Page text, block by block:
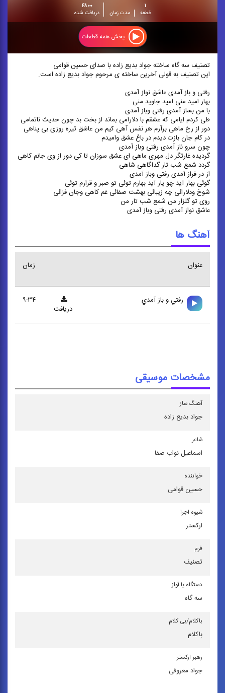
۱
قطعه
مدت زمان
۴۸۰۰
دریافت شده
پخش همه قطعات
تصنیف سه گاه ساخته جواد بدیع زاده با صدای حسین قوامی
این تصنیف به قولی آخرین ساخته ی مرحوم جواد بدیع زاده است.
رفتی و باز آمدی عاشق نواز آمدی
بهار امید منی امید جاوید منی
با من بساز آمدی رفتی وباز آمدی
طی کردم ایامی که عشقم با دلارامی بماند از بخت بد چون حدیث ناتمامی
دور از رخ ماهی برآرم هر نفس آهی کیم من عاشق تیره روزی بی پناهی
در کام جان بازت دیدم در باغ عشق وامیدم
چون سرو ناز آمدی رفتی وباز آمدی
گردیده غارتگر دل مهری ماهی ای عشق سوزان تا کی دور از وی جانم کاهی
گردد شمع شب تار گداگاهی شاهی
از در فراز آمدی رفتی وباز آمدی
گوئی بهار آید چو یار آید بهارم توئی تو صبر و قرارم توئی
شوخ ودلارائی چه زیبائی بهشت صفائی غم کاهی وجان فزائی
روی تو گلزار من شمع شب تار من
عاشق نواز آمدی رفتی وباز آمدی
آهنگ ها
عنوان زمان
رفتي و باز آمدي
۹:۳۴
دریافت
مشخصات موسیقی
آهنگ ساز
جواد بدیع زاده
شاعر
اسماعیل نواب ‌صفا
خواننده
حسین قوامی
شیوه اجرا
اركستر
فرم
تصنیف
دستگاه یا آواز
سه گاه
باكلام/بی كلام
باکلام
رهبر اركستر
جواد معروفی